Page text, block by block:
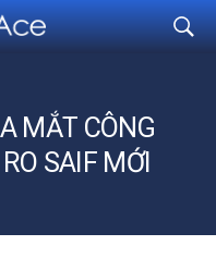
MẮT CÔNG
SAIF MỚI